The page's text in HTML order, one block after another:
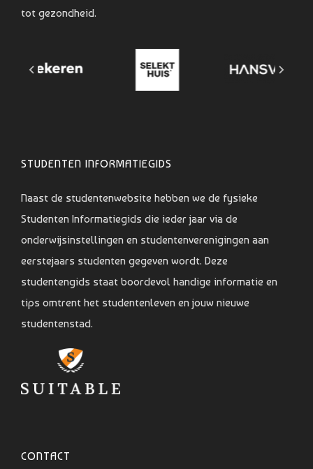
tot gezondheid.
STUDENTEN INFORMATIEGIDS
Naast de studentenwebsite hebben we de fysieke
Studenten Informatiegids die ieder jaar via de
onderwijsinstellingen en studentenverenigingen aan
eerstejaars studenten gegeven wordt. Deze
studentengids staat boordevol handige informatie en
tips omtrent het studentenleven en jouw nieuwe
studentenstad.
CONTACT